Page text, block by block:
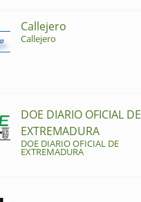
Callejero
Callejero
DOE DIARIO OFICIAL DE
EXTREMADURA
DOE DIARIO OFICIAL DE
EXTREMADURA